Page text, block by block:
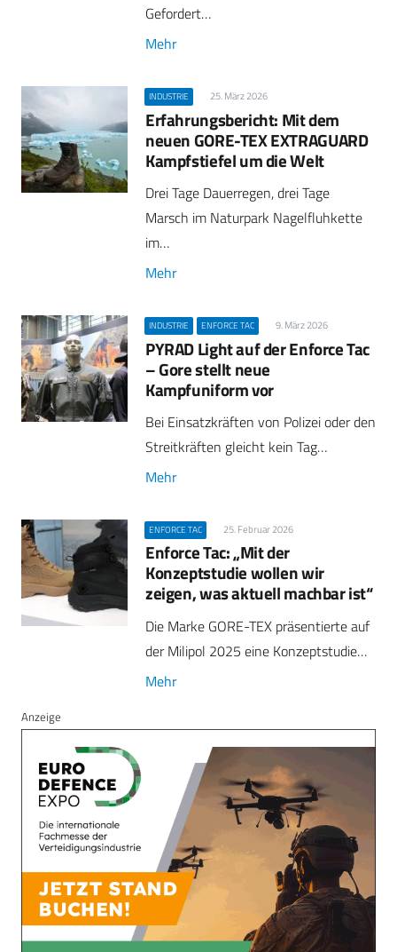
Gefordert…
Mehr
INDUSTRIE 25. März 2026
Erfahrungsbericht: Mit dem
neuen GORE-TEX EXTRAGUARD
Kampfstiefel um die Welt
Drei Tage Dauerregen, drei Tage
Marsch im Naturpark Nagelfluhkette
im…
Mehr
INDUSTRIE ENFORCE TAC 9. März 2026
PYRAD Light auf der Enforce Tac
– Gore stellt neue
Kampfuniform vor
Bei Einsatzkräften von Polizei oder den
Streitkräften gleicht kein Tag…
Mehr
ENFORCE TAC 25. Februar 2026
Enforce Tac: „Mit der
Konzeptstudie wollen wir
zeigen, was aktuell machbar ist“
Die Marke GORE-TEX präsentierte auf
der Milipol 2025 eine Konzeptstudie…
Mehr
Anzeige